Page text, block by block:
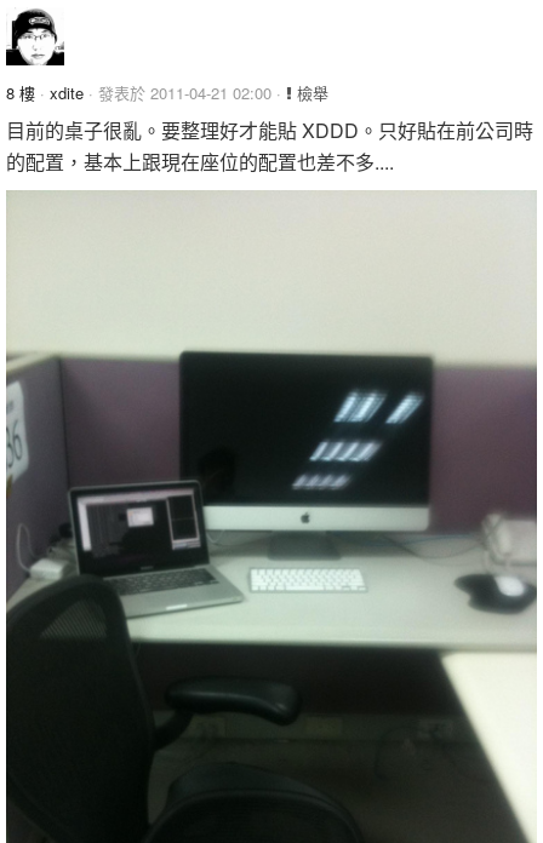
8 樓 · xdite · 發表於 2011-04-21 02:00 · 檢舉
目前的桌子很亂。要整理好才能貼 XDDD。只好貼在前公司時
的配置，基本上跟現在座位的配置也差不多....